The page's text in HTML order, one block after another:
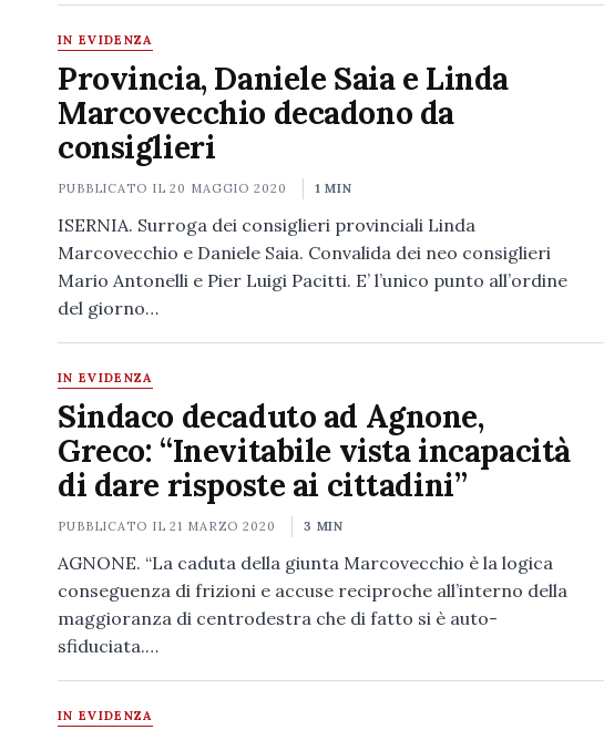
IN EVIDENZA
Provincia, Daniele Saia e Linda
Marcovecchio decadono da
consiglieri
PUBBLICATO IL20 MAGGIO 2020 1 MIN
ISERNIA. Surroga dei consiglieri provinciali Linda
Marcovecchio e Daniele Saia. Convalida dei neo consiglieri
Mario Antonelli e Pier Luigi Pacitti. E’ l’unico punto all’ordine
del giorno…
IN EVIDENZA
Sindaco decaduto ad Agnone,
Greco: “Inevitabile vista incapacità
di dare risposte ai cittadini”
PUBBLICATO IL21 MARZO 2020 3 MIN
AGNONE. “La caduta della giunta Marcovecchio è la logica
conseguenza di frizioni e accuse reciproche all’interno della
maggioranza di centrodestra che di fatto si è auto-
sfiduciata.…
IN EVIDENZA